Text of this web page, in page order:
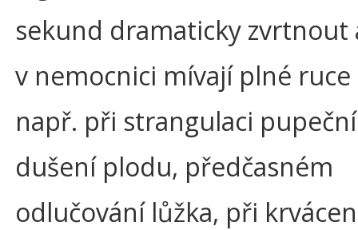
sekund dramaticky zvrtnout
v nemocnici mívají plné ruce
např. při strangulaci
dušení plodu, předčasném
odlučování lůžka, při